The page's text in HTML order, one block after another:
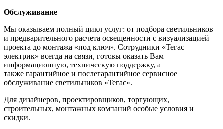
Обслуживание
Мы оказываем полный цикл услуг: от подбора светильников
и предварительного расчета освещенности с визуализацией
проекта до монтажа «под ключ». Сотрудники «Тегас
электрик» всегда на связи, готовы оказать Вам
информационную, техническую поддержку, а
также гарантийное и послегарантийное сервисное
обслуживание светильников «Тегас».
Для дизайнеров, проектировщиков, торгующих,
строительных, монтажных компаний особые условия и
скидки.